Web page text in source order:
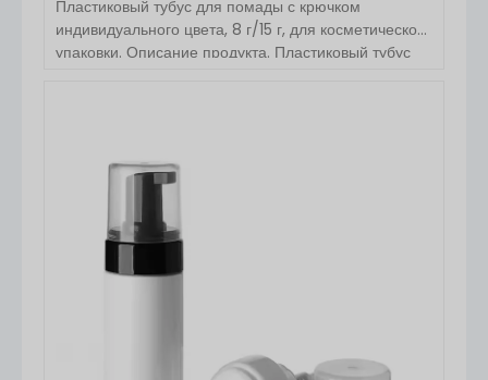
Пластиковый тубус для помады с крючком
индивидуального цвета, 8 г/15 г, для косметической
упаковки. Описание продукта. Пластиковый тубус
губ, бальзама для губ и других косметических
средств. Имеет компактную конструкцию
диаметром 19 мм и удобное приспособление для
подвешивания […]